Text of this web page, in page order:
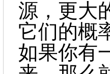
源，更大
它们的概
如果你有